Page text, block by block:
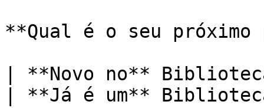
**Qual é o seu próximo
| **Novo no**
| **Já é um**